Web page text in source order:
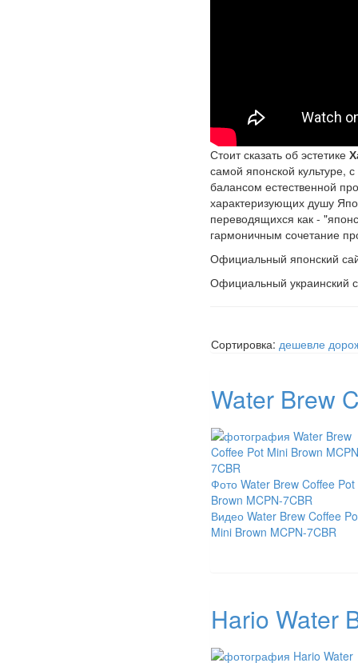
Стоит сказать об эстетике
самой японской культуре,
балансом естественной
характеризующих душу
переводящихся как -
гармоничным сочетание
Официальный японский
Официальный украинский
Сортировка: дешевле
Water Brew
Фото Water Brew Coffee Pot
Brown MCPN-7CBR
Видео Water Brew Coffee
Mini Brown MCPN-7CBR
Hario Water